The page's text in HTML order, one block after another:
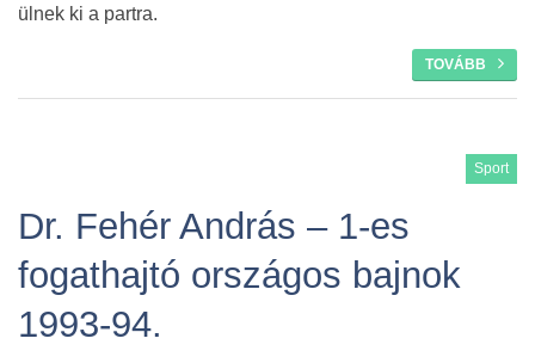
ülnek ki a partra.
TOVÁBB
Sport
Dr. Fehér András – 1-es
fogathajtó országos bajnok
1993-94.